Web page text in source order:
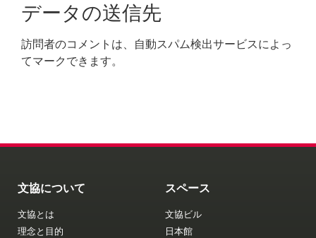
データの送信先
訪問者のコメントは、自動スパム検出サービスによっ
てマークできます。
文協について
文協とは
理念と目的
スペース
文協ビル
日本館